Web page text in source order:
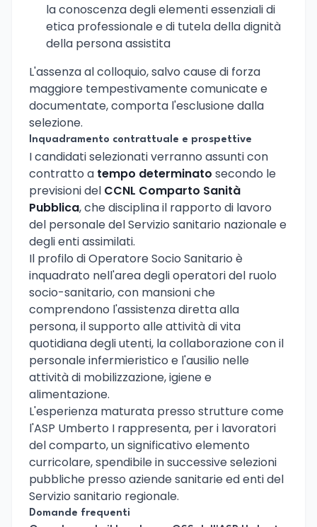
la conoscenza degli elementi essenziali di
etica professionale e di tutela della dignità
della persona assistita
L'assenza al colloquio, salvo cause di forza
maggiore tempestivamente comunicate e
documentate, comporta l'esclusione dalla
selezione.
Inquadramento contrattuale e prospettive
I candidati selezionati verranno assunti con
contratto a tempo determinato secondo le
previsioni del CCNL Comparto Sanità
Pubblica, che disciplina il rapporto di lavoro
del personale del Servizio sanitario nazionale e
degli enti assimilati.
Il profilo di Operatore Socio Sanitario è
inquadrato nell'area degli operatori del ruolo
socio-sanitario, con mansioni che
comprendono l'assistenza diretta alla
persona, il supporto alle attività di vita
quotidiana degli utenti, la collaborazione con il
personale infermieristico e l'ausilio nelle
attività di mobilizzazione, igiene e
alimentazione.
L'esperienza maturata presso strutture come
l'ASP Umberto I rappresenta, per i lavoratori
del comparto, un significativo elemento
curricolare, spendibile in successive selezioni
pubbliche presso aziende sanitarie ed enti del
Servizio sanitario regionale.
Domande frequenti